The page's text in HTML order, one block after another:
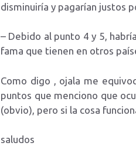
disminuiría y pagarían justos
– Debido al punto 4 y 5,
fama que tienen en otros
Como digo , ojala me
puntos que menciono que
(obvio), pero si la cosa
saludos